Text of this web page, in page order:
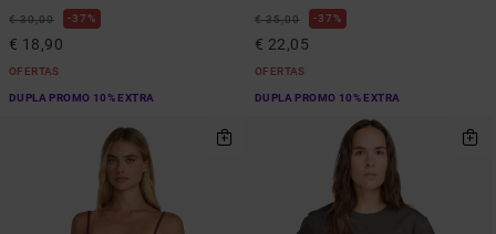
€ 30,00 37%
€ 18,90
OFERTAS
DUPLA PROMO 10% EXTRA
€ 35,00 37%
€ 22,05
OFERTAS
DUPLA PROMO 10% EXTRA